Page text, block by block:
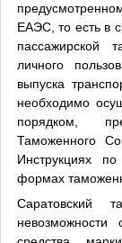
ЕАЭС, то есть в
пассажирской
личного
выпуска
необходимо
порядком,
Таможенного
Инструкциях
формах
Саратовский
невозможности